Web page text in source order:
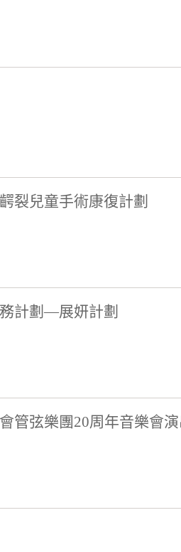
裂兒童手術康復計劃
計劃—展妍計劃
管弦樂團20周年音樂會演